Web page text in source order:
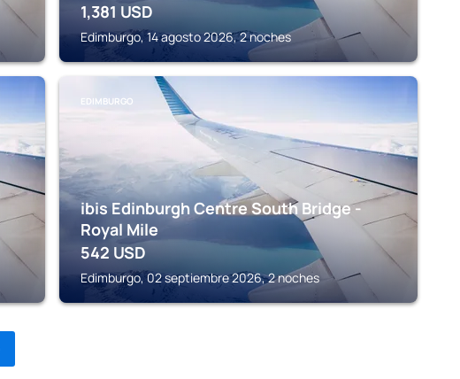
1,381 USD
Edimburgo, 14 agosto 2026, 2 noches
EDIMBURGO
ibis Edinburgh Centre South Bridge -
Royal Mile
542 USD
Edimburgo, 02 septiembre 2026, 2 noches